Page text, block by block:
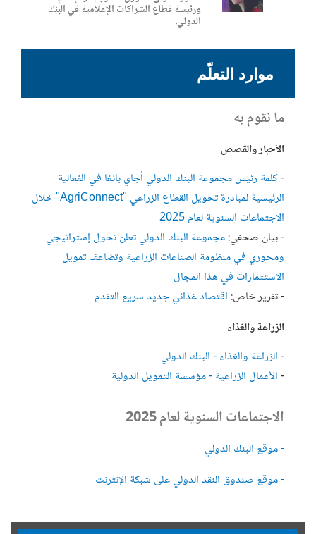
ورئيسة قطاع الشراكات الإعلامية في البنك
الدولي.
موارد التعلّم
ما نقوم به
الأخبار والقصص
-كلمة رئيس مجموعة البنك الدولي أجاي بانغا في الفعالية
الرئيسية لمبادرة تحويل القطاع الزراعي "AgriConnect" خلال
الاجتماعات السنوية لعام 2025
- بيان صحفي:مجموعة البنك الدولي تعلن تحول إستراتيجي
ومحوري في منظومة الصناعات الزراعية وتضاعف تمويل
الاستثمارات في هذا المجال
- تقرير خاص: اقتصاد غذائي جديد سريع التقدم
الزراعة والغذاء
-الزراعة والغذاء - البنك الدولي
-الأعمال الزراعية - مؤسسة التمويل الدولية
الاجتماعات السنوية لعام 2025
- موقع البنك الدولي
- موقع صندوق النقد الدولي على شبكة الإنترنت